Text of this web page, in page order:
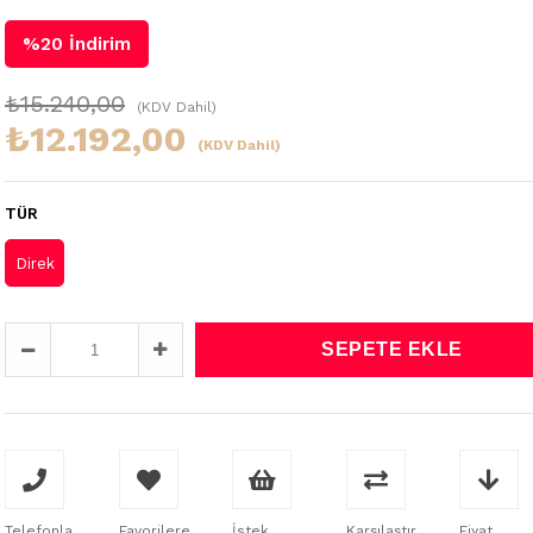
%20 İndirim
₺15.240,00 (KDV Dahil)
₺12.192,00 (KDV Dahil)
TÜR
Direk